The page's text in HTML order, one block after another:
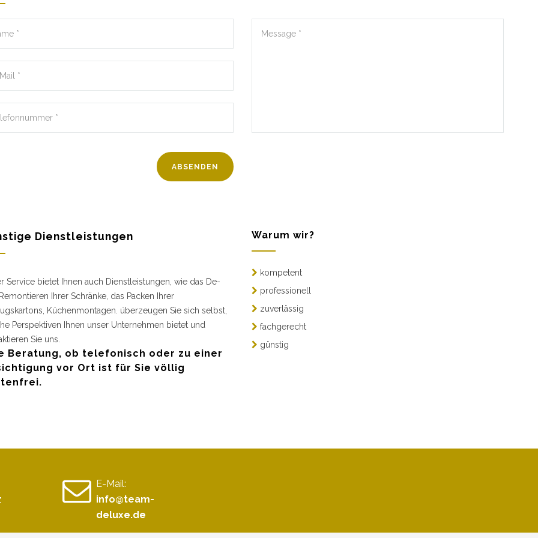
Dienstleistungen
Service bietet Ihnen auch Dienstleistungen, wie das De-
Ihrer Schränke, das Packen Ihrer
Küchenmontagen. überzeugen Sie sich selbst,
Perspektiven Ihnen unser Unternehmen bietet und
Sie uns.
Beratung, ob telefonisch oder zu einer
vor Ort ist für Sie völlig
Warum wir?
kompetent
professionell
zuverlässig
fachgerecht
günstig
E-Mail:
info@team-
deluxe.de